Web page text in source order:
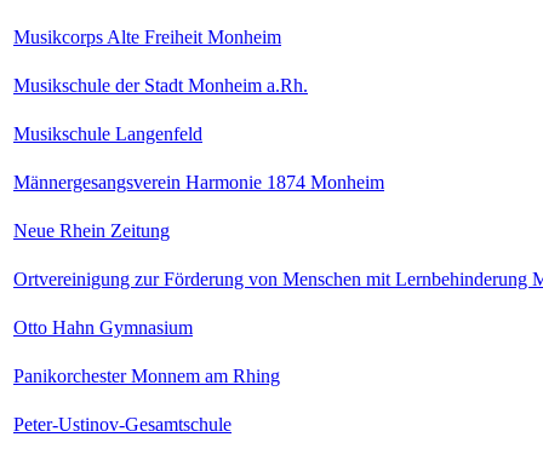
Musikcorps Alte Freiheit Monheim
Musikschule der Stadt Monheim a.Rh.
Musikschule Langenfeld
Männergesangsverein Harmonie 1874 Monheim
Neue Rhein Zeitung
Ortvereinigung zur Förderung von Menschen mit Lernbehinderung
Otto Hahn Gymnasium
Panikorchester Monnem am Rhing
Peter-Ustinov-Gesamtschule